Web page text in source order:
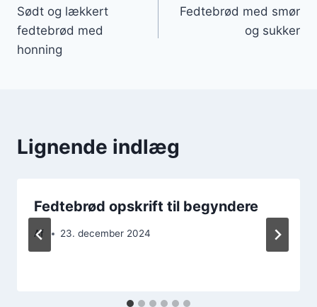
Sødt og lækkert
fedtebrød med
honning
Fedtebrød med smør
og sukker
Lignende indlæg
Fedtebrød opskrift til begyndere
Af 23. december 2024